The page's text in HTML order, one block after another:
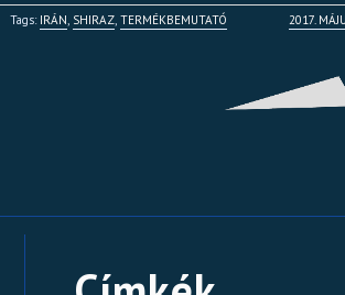
Tags: IRÁN, SHIRAZ,TERMÉKBEMUTATÓ 2017.